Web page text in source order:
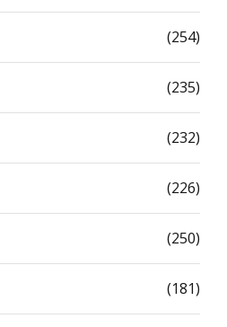
(254)
(235)
(232)
(226)
(250)
(181)